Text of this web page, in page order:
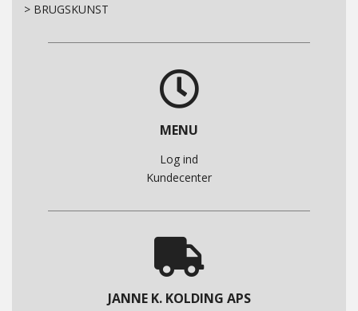
> BRUGSKUNST
MENU
Log ind
Kundecenter
JANNE K. KOLDING APS